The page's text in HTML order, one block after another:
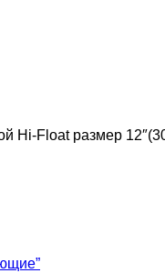
Hi-Float размер